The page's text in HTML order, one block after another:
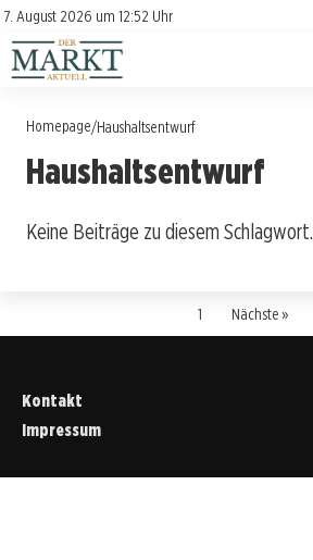
7. August 2026 um 12:52 Uhr
Kontakt
Impressum
Investition
Verbraucherschutz
Homepage/Haushaltsentwurf
Haushaltsentwurf
Keine Beiträge zu diesem Schlagwort.
1 Nächste »
Kontakt
Impressum